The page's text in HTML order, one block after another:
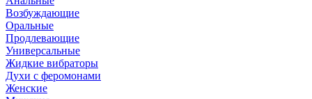
Возбуждающие
Оральные
Продлевающие
Универсальные
Жидкие вибраторы
Духи с феромонами
Женские